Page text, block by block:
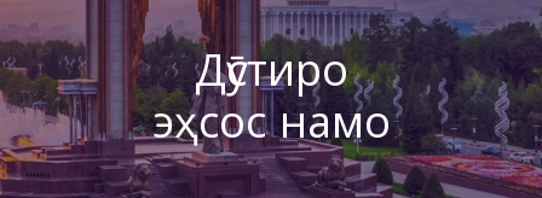
Дӯстиро
эҳсос намо